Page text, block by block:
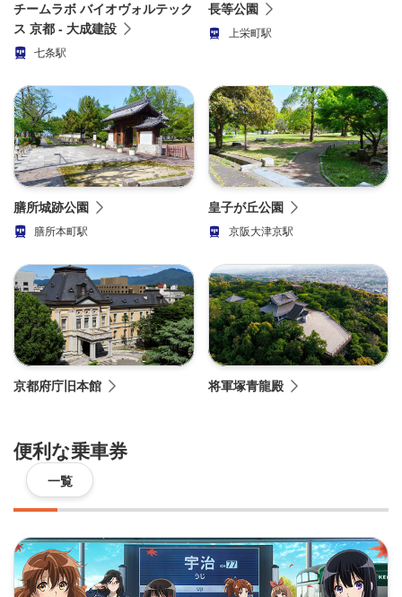
チームラボ バイオヴォルテック
ス 京都 - 大成建設
七条駅
長等公園
上栄町駅
膳所城跡公園
膳所本町駅
皇子が丘公園
京阪大津京駅
京都府庁旧本館 将軍塚青龍殿
便利な乗車券
一覧